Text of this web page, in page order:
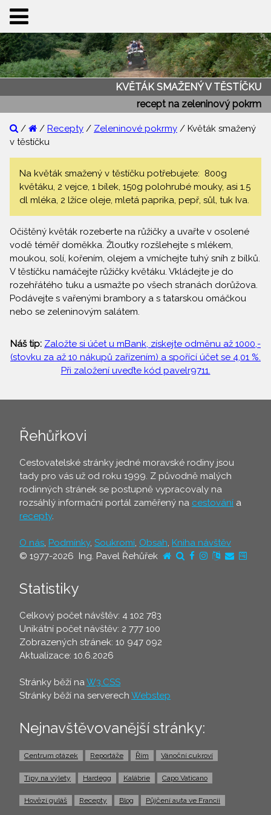
KVĚTÁK SMAŽENÝ V TĚSTÍČKU
recept na zeleninový pokrm
/ / Recepty / Zeleninové pokrmy / Květák smažený
v těstíčku
Na květák smažený v těstíčku potřebujete: 800g
květáku, 2 vejce, 1 bílek, 150g polohrubé mouky, asi 1.5
dl mléka, 2 lžíce oleje, mletá paprika, pepř, sůl, tuk Iva.
Očištěný květák rozeberte na růžičky a uvařte v osolené
vodě téměř doměkka. Žloutky rozšlehejte s mlékem,
moukou, solí, kořením, olejem a vmíchejte tuhý sníh z bílků.
V těstíčku namáčejte růžičky květáku. Vkládejte je do
rozehřátého tuku a usmažte po všech stranách dorůžova.
Podávejte s vařenými brambory a s tatarskou omáčkou
nebo se zeleninovým salátem.
Náš tip: Založte si účet u mBank, získejte odměnu až 1000,-
(stovku za až 10 nákupů zařízením) a spořící účet se 4,01 %.
Při založení uveďte kód pavelr9711.
Řehůřkovi
Cestovatelské stránky jedné moravské rodiny jsou
tady pro vás už od roku 1999. Z původně malých
rodinných stránek se postupně vypracovaly na
rozsáhlý informační portál zaměřený na cestování a
recepty.
O nás, Podmínky, Soukromí, Obsah, Kniha návštěv
© 1977-2026 Ing. Pavel Řehůřek
Statistiky
Celkový počet návštěv: 4 102 783
Unikátní počet návštěv: 2 777 100
Zobrazených stránek: 10 947 092
Aktualizace: 10.6.2026
Stránky běží naW3.CSS
Stránky běží na serverech Webstep
Nejnavštěvovanější stránky:
Centrum otázek Reportáže Řím Vánoční cukroví
Tipy na výlety Hardegg Kalábrie Capo Vaticano
Hovězí guláš Recepty Blog Půjčení auta ve Francii